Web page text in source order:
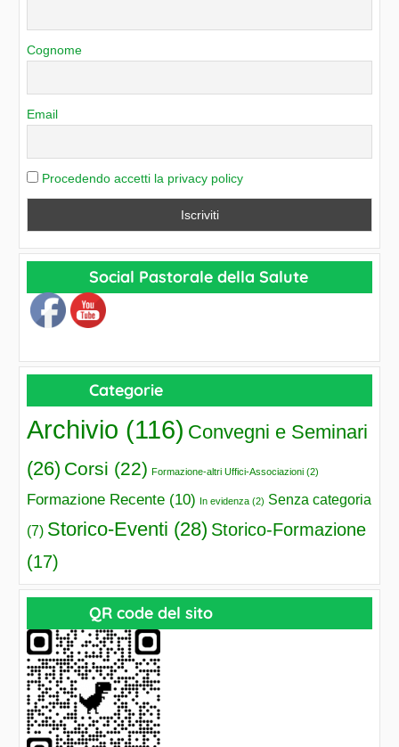
o
i
e
Cognome
Email
Procedendo accetti la privacy policy
Social Pastorale della Salute
Categorie
Archivio (116) Convegni e Seminari
(26) Corsi (22) Formazione-altri Uffici-Associazioni (2)
Formazione Recente (10) In evidenza (2) Senza categoria
(7) Storico-Eventi (28) Storico-Formazione
(17)
QR code del sito